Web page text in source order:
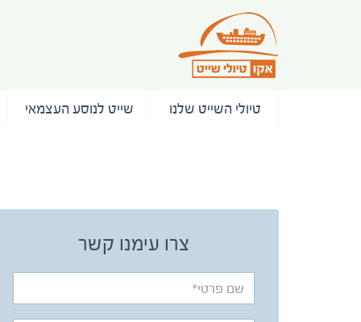
טיולי השייט שלנו שייט לנוסע העצמאי
צרו עימנו קשר